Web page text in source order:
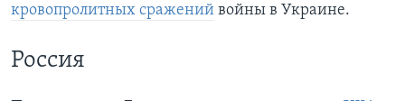
кровопролитных сражений войны в Украине.
Россия